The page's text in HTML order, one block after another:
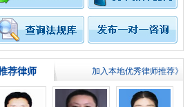
荐律师 加入本地优秀律师推荐》